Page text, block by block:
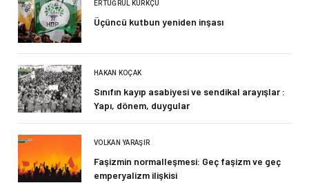
ERTUĞRUL KÜRKÇÜ
Üçüncü kutbun yeniden inşası
HAKAN KOÇAK
Sınıfın kayıp asabiyesi ve sendikal arayışlar :
Yapı, dönem, duygular
VOLKAN YARAŞIR
Faşizmin normalleşmesi: Geç faşizm ve geç
emperyalizm ilişkisi